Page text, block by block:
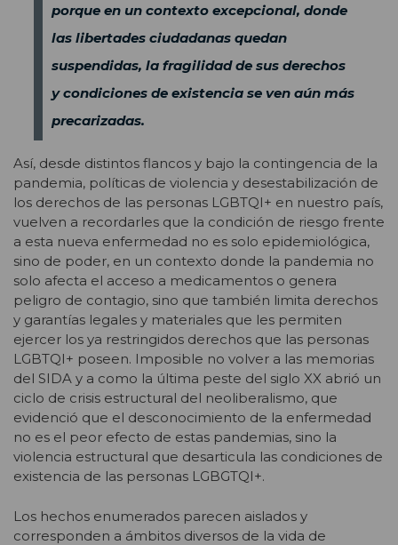
porque en un contexto excepcional, donde
las libertades ciudadanas quedan
suspendidas, la fragilidad de sus derechos
y condiciones de existencia se ven aún más
precarizadas.
Así, desde distintos flancos y bajo la contingencia de la
pandemia, políticas de violencia y desestabilización de
los derechos de las personas LGBTQI+ en nuestro país,
vuelven a recordarles que la condición de riesgo frente
a esta nueva enfermedad no es solo epidemiológica,
sino de poder, en un contexto donde la pandemia no
solo afecta el acceso a medicamentos o genera
peligro de contagio, sino que también limita derechos
y garantías legales y materiales que les permiten
ejercer los ya restringidos derechos que las personas
LGBTQI+ poseen. Imposible no volver a las memorias
del SIDA y a como la última peste del siglo XX abrió un
ciclo de crisis estructural del neoliberalismo, que
evidenció que el desconocimiento de la enfermedad
no es el peor efecto de estas pandemias, sino la
violencia estructural que desarticula las condiciones de
existencia de las personas LGBGTQI+.
Los hechos enumerados parecen aislados y
corresponden a ámbitos diversos de la vida de